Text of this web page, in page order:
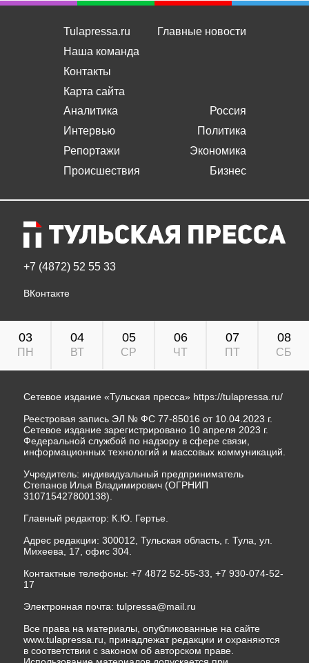
Tulapressa.ru
Наша команда
Контакты
Карта сайта
Главные новости
Аналитика
Интервью
Репортажи
Происшествия
Россия
Политика
Экономика
Бизнес
+7 (4872) 52 55 33
ВКонтакте
03
ПН
04
ВТ
05
СР
06
ЧТ
07
ПТ
08
СБ
Сетевое издание «Тульская пресса» https://tulapressa.ru/
Реестровая запись ЭЛ № ФС 77-85016 от 10.04.2023 г.
Сетевое издание зарегистрировано 10 апреля 2023 г.
Федеральной службой по надзору в сфере связи,
информационных технологий и массовых коммуникаций.
Учредитель: индивидуальный предприниматель
Степанов Илья Владимирович (ОГРНИП
310715427800138).
Главный редактор: К.Ю. Гертье.
Адрес редакции: 300012, Тульская область, г. Тула, ул.
Михеева, 17, офис 304.
Контактные телефоны: +7 4872 52-55-33, +7 930-074-52-
17
Электронная почта: tulpressa@mail.ru
Все права на материалы, опубликованные на сайте
www.tulapressa.ru, принадлежат редакции и охраняются
в соответствии с законом об авторском праве.